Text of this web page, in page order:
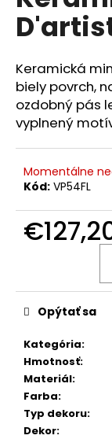
0,0
hviezdičiek.
Keramická
biely povrch,
ozdobný pás
vyplnený
Momentálne
Kód: VP54FL
Kategória:
Hmotnosť:
Materiál:
Farba:
Typ dekoru:
Dekor:
Opýtať sa
á
j
s
ť
?
p
o
ú
č
a
m
e